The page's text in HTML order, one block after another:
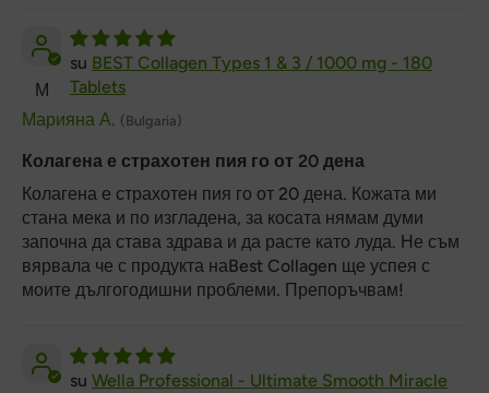
М
BEST Collagen Types 1 & 3 / 1000 mg - 180
Tablets
Марияна А. (Bulgaria)
Колагена е страхотен пия го от 20 дена
Колагена е страхотен пия го от 20 дена. Кожата ми
стана мека и по изгладена, за косата нямам думи
започна да става здрава и да расте като луда. Не съм
вярвала че с продукта наBest Collagen ще успея с
моите дългогодишни проблеми. Препоръчвам!
Wella Professional - Ultimate Smooth Miracle